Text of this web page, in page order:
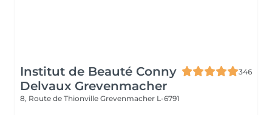
Institut de Beauté Conny
Delvaux Grevenmacher
346
8, Route de Thionville Grevenmacher L-6791